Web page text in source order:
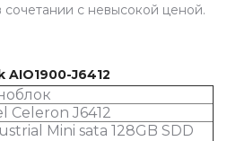
сочетании с невысокой ценой.
AIO1900-J6412
Celeron J6412
Mini sata 128GB SDD